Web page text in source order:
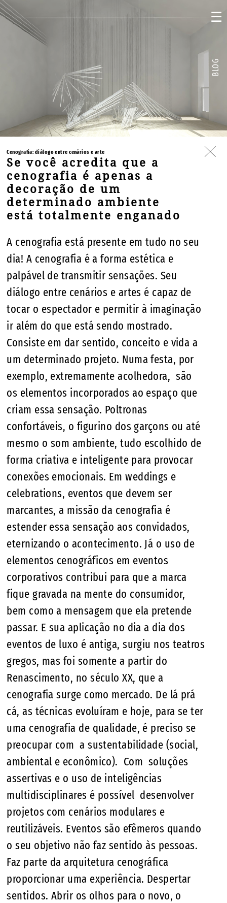
☰
BLOG
Cenografia: diálogo entre cenários e arte
Se você acredita que a
cenografia é apenas a
decoração de um
determinado ambiente
está totalmente enganado
A cenografia está presente em tudo no seu
dia! A cenografia é a forma estética e
palpável de transmitir sensações. Seu
diálogo entre cenários e artes é capaz de
tocar o espectador e permitir à imaginação
ir além do que está sendo mostrado.
Consiste em dar sentido, conceito e vida a
um determinado projeto. Numa festa, por
exemplo, extremamente acolhedora, são
os elementos incorporados ao espaço que
criam essa sensação. Poltronas
confortáveis, o figurino dos garçons ou até
mesmo o som ambiente, tudo escolhido de
forma criativa e inteligente para provocar
conexões emocionais. Em weddings e
celebrations, eventos que devem ser
marcantes, a missão da cenografia é
estender essa sensação aos convidados,
eternizando o acontecimento. Já o uso de
elementos cenográficos em eventos
corporativos contribui para que a marca
fique gravada na mente do consumidor,
bem como a mensagem que ela pretende
passar. E sua aplicação no dia a dia dos
eventos de luxo é antiga, surgiu nos teatros
gregos, mas foi somente a partir do
Renascimento, no século XX, que a
cenografia surge como mercado. De lá prá
cá, as técnicas evoluíram e hoje, para se ter
uma cenografia de qualidade, é preciso se
preocupar com a sustentabilidade (social,
ambiental e econômico). Com soluções
assertivas e o uso de inteligências
multidisciplinares é possível desenvolver
projetos com cenários modulares e
reutilizáveis. Eventos são efêmeros quando
o seu objetivo não faz sentido às pessoas.
Faz parte da arquitetura cenográfica
proporcionar uma experiência. Despertar
sentidos. Abrir os olhos para o novo, o